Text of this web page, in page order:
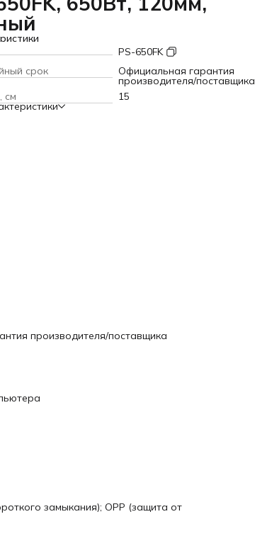
PS-650FK
срок
Официальная гарантия
производителя/поставщика
см
15
производителя/поставщика
замыкания); OPP (защита от